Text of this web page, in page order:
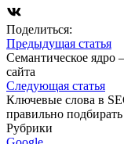
Поделиться:
Предыдущая статья
Семантическое ядро
сайта
Следующая статья
Ключевые слова в
правильно подбирать
Рубрики